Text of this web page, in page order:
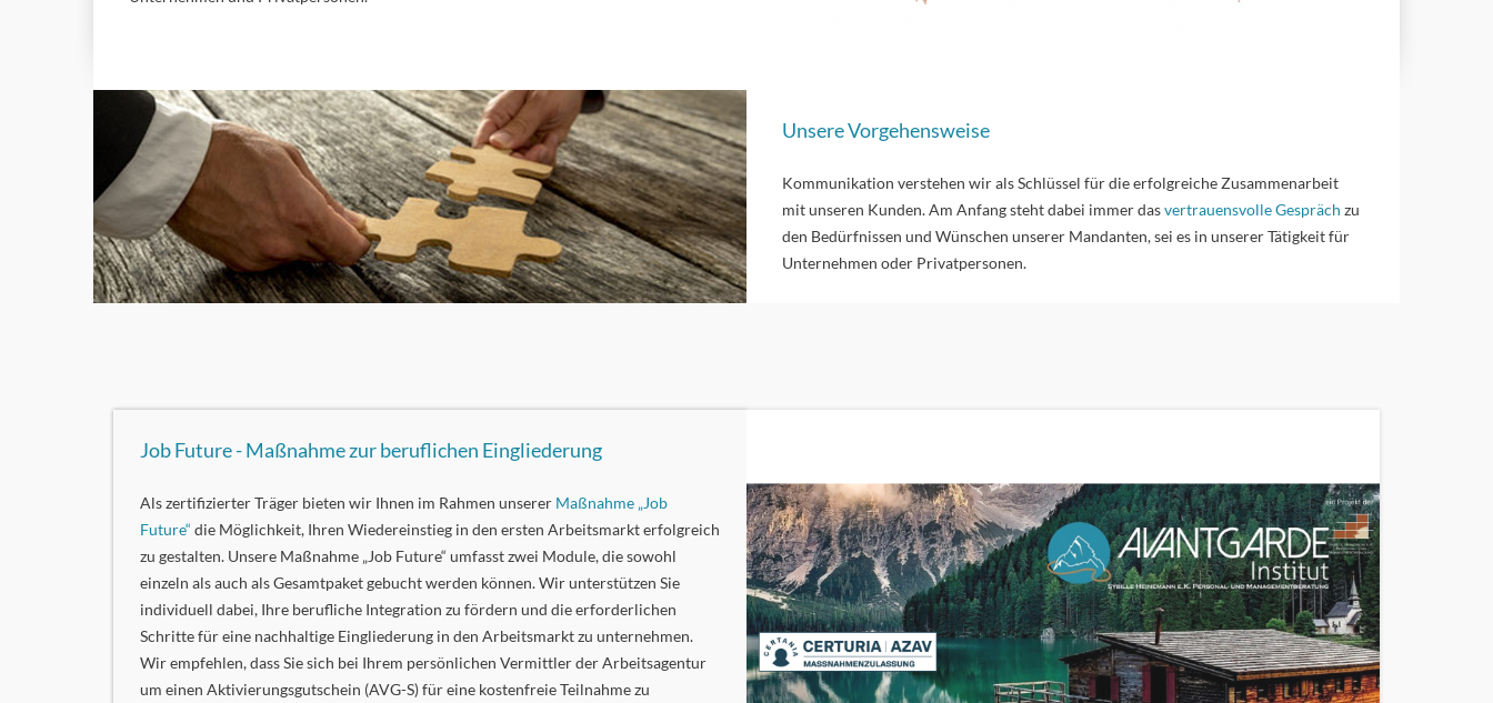
Unsere Vorgehensweise
Kommunikation verstehen wir als Schlüssel für die erfolgreiche Zusammenarbeit
mit unseren Kunden. Am Anfang steht dabei immer dasvertrauensvolle Gespräch zu
den Bedürfnissen und Wünschen unserer Mandanten, sei es in unserer Tätigkeit für
Unternehmen oder Privatpersonen.
Job Future - Maßnahme zur beruflichen Eingliederung
Als zertifizierter Träger bieten wir Ihnen im Rahmen unserer Maßnahme „Job
Future“ die Möglichkeit, Ihren Wiedereinstieg in den ersten Arbeitsmarkt erfolgreich
zu gestalten. Unsere Maßnahme „Job Future“ umfasst zwei Module, die sowohl
einzeln als auch als Gesamtpaket gebucht werden können. Wir unterstützen Sie
individuell dabei, Ihre berufliche Integration zu fördern und die erforderlichen
Schritte für eine nachhaltige Eingliederung in den Arbeitsmarkt zu unternehmen.
Wir empfehlen, dass Sie sich bei Ihrem persönlichen Vermittler der Arbeitsagentur
um einen Aktivierungsgutschein (AVG-S) für eine kostenfreie Teilnahme zu